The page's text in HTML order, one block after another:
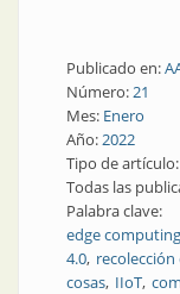
Publicado en:
Número:21
Mes: Enero
Año:2022
Tipo de artículo:
Todas las
Palabra clave:
edge computing
4.0
cosas IIoT